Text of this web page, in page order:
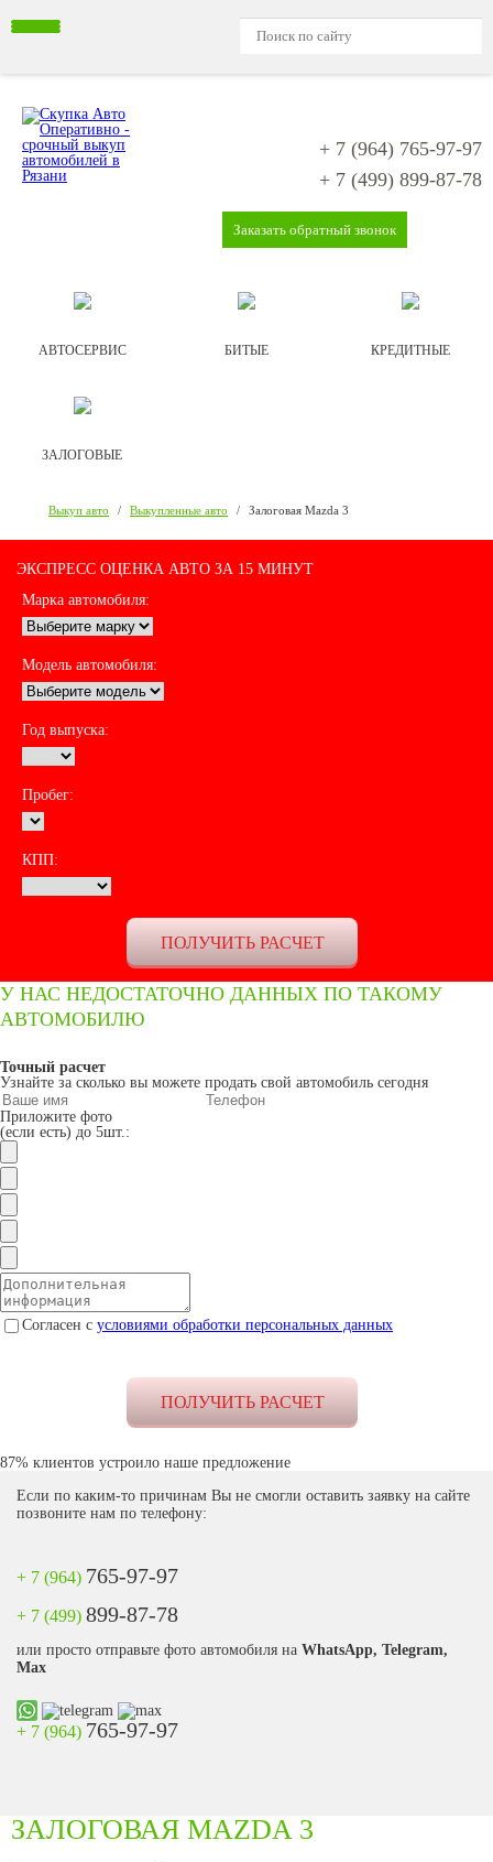
+ 7 (964) 765-97-97
+ 7 (499) 899-87-78
Заказать обратный звонок
АВТОСЕРВИС БИТЫЕ КРЕДИТНЫЕ
ЗАЛОГОВЫЕ
Выкуп авто / Выкупленные авто / Залоговая Mazda 3
ЭКСПРЕСС ОЦЕНКА АВТО ЗА 15 МИНУТ
Марка автомобиля:
Модель автомобиля:
Год выпуска:
Пробег:
КПП:
У НАС НЕДОСТАТОЧНО ДАННЫХ ПО ТАКОМУ
АВТОМОБИЛЮ
Точный расчет
Узнайте за сколько вы можете продать свой автомобиль сегодня
Приложите фото
(если есть) до 5шт.:
Согласен с условиями обработки персональных данных
87% клиентов устроило наше предложение
Если по каким-то причинам Вы не смогли оставить заявку на сайте
позвоните нам по телефону:
+ 7 (964) 765-97-97
+ 7 (499) 899-87-78
или просто отправьте фото автомобиля на WhatsApp, Telegram,
Max
+ 7 (964) 765-97-97
ЗАЛОГОВАЯ MAZDA 3